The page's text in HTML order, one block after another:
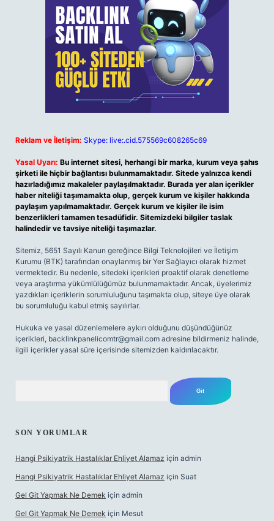
Reklam ve İletişim: Skype: live:.cid.575569c608265c69
Yasal Uyarı: Bu internet sitesi, herhangi bir marka, kurum veya şahıs
şirketi ile hiçbir bağlantısı bulunmamaktadır. Sitede yalnızca kendi
hazırladığımız makaleler paylaşılmaktadır. Burada yer alan içerikler
haber niteliği taşımamakta olup, gerçek kurum ve kişiler hakkında
paylaşım yapılmamaktadır. Gerçek kurum ve kişiler ile isim
benzerlikleri tamamen tesadüfidir. Sitemizdeki bilgiler taslak
halindedir ve tavsiye niteliği taşımazlar.
Sitemiz, 5651 Sayılı Kanun gereğince Bilgi Teknolojileri ve İletişim
Kurumu (BTK) tarafından onaylanmış bir Yer Sağlayıcı olarak hizmet
vermektedir. Bu nedenle, sitedeki içerikleri proaktif olarak denetleme
veya araştırma yükümlülüğümüz bulunmamaktadır. Ancak, üyelerimiz
yazdıkları içeriklerin sorumluluğunu taşımakta olup, siteye üye olarak
bu sorumluluğu kabul etmiş sayılırlar.
Hukuka ve yasal düzenlemelere aykırı olduğunu düşündüğünüz
içerikleri, backlinkpanelicomtr@gmail.com adresine bildirmeniz halinde,
ilgili içerikler yasal süre içerisinde sitemizden kaldırılacaktır.
SON YORUMLAR
Hangi Psikiyatrik Hastalıklar Ehliyet Alamaz için admin
Hangi Psikiyatrik Hastalıklar Ehliyet Alamaz için Suat
Gel Git Yapmak Ne Demek için admin
Gel Git Yapmak Ne Demek için Mesut